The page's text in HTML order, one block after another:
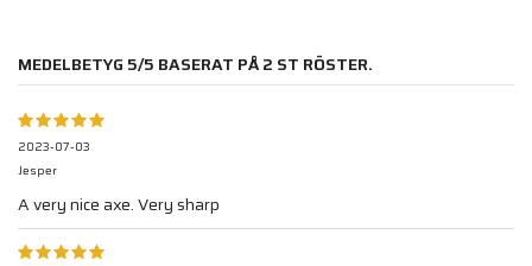
MEDELBETYG 5/5 BASERAT PÅ2 ST RÖSTER.
2023-07-03
Jesper
A very nice axe. Very sharp